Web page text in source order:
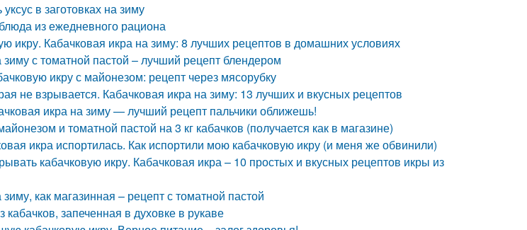
в заготовках на зиму
из ежедневного рациона
икру. Кабачковая икра на зиму: 8 лучших рецептов в домашних условиях
зиму с томатной пастой – лучший рецепт блендером
икру с майонезом: рецепт через мясорубку
не взрывается. Кабачковая икра на зиму: 13 лучших и вкусных рецептов
икра на зиму — лучший рецепт пальчики оближешь!
и томатной пастой на 3 кг кабачков (получается как в магазине)
икра испортилась. Как испортили мою кабачковую икру (и меня же обвинили)
кабачковую икру. Кабачковая икра – 10 простых и вкусных рецептов икры из
как магазинная – рецепт с томатной пастой
кабачков, запеченная в духовке в рукаве